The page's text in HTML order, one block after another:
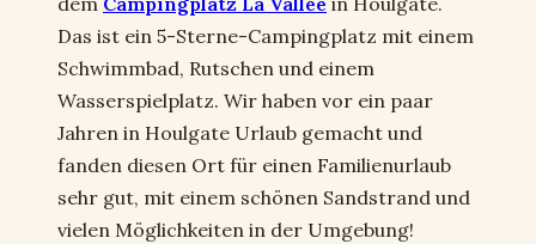
Das ist ein 5-Sterne-Campingplatz mit einem
Schwimmbad, Rutschen und einem
Wasserspielplatz. Wir haben vor ein paar
Jahren in Houlgate Urlaub gemacht und
fanden diesen Ort für einen Familienurlaub
sehr gut, mit einem schönen Sandstrand und
vielen Möglichkeiten in der Umgebung!